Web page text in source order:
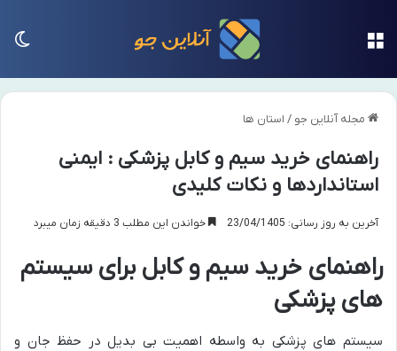
مجله آنلاین جو / استان ها
راهنمای خرید سیم و کابل پزشکی : ایمنی
استانداردها و نکات کلیدی
آخرین به روز رسانی: 23/04/1405 خواندن این مطلب 3 دقیقه زمان میبرد
راهنمای خرید سیم و کابل برای سیستم
های پزشکی
سیستم های پزشکی به واسطه اهمیت بی بدیل در حفظ جان و